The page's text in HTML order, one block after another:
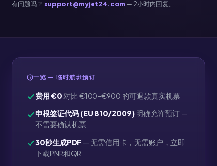
有问题吗？ support@myjet24.com — 2小时内回复。
一览 — 临时航班预订
费用 €0 对比 €100–€900 的可退款真实机票
申根签证代码 (EU 810/2009)明确允许预订 —
不需要确认机票
30秒生成PDF— 无需信用卡，无需账户，立即
下载PNR和QR